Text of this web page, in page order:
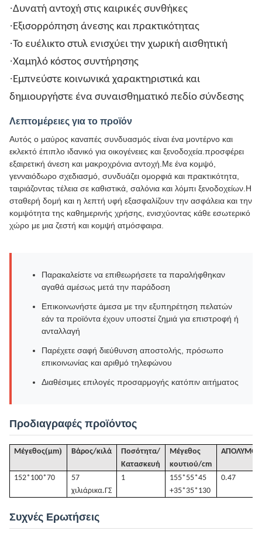
·Δυνατή αντοχή στις καιρικές συνθήκες
·Εξισορρόπηση άνεσης και πρακτικότητας
·Το ευέλικτο στυλ ενισχύει την χωρική αισθητική
·Χαμηλό κόστος συντήρησης
·Εμπνεύστε κοινωνικά χαρακτηριστικά και
δημιουργήστε ένα συναισθηματικό πεδίο σύνδεσης
Λεπτομέρειες για το προϊόν
Αυτός ο μαύρος καναπές συνδυασμός είναι ένα μοντέρνο και
εκλεκτό έπιπλο ιδανικό για οικογένειες και ξενοδοχεία.προσφέρει
εξαιρετική άνεση και μακροχρόνια αντοχή.Με ένα κομψό,
γενναιόδωρο σχεδιασμό, συνδυάζει ομορφιά και πρακτικότητα,
ταιριάζοντας τέλεια σε καθιστικά, σαλόνια και λόμπι ξενοδοχείων.Η
σταθερή δομή και η λεπτή υφή εξασφαλίζουν την ασφάλεια και την
κομψότητα της καθημερινής χρήσης, ενισχύοντας κάθε εσωτερικό
χώρο με μια ζεστή και κομψή ατμόσφαιρα.
Παρακαλείστε να επιθεωρήσετε τα παραλήφθηκαν
αγαθά αμέσως μετά την παράδοση
Επικοινωνήστε άμεσα με την εξυπηρέτηση πελατών
εάν τα προϊόντα έχουν υποστεί ζημιά για επιστροφή ή
ανταλλαγή
Παρέχετε σαφή διεύθυνση αποστολής, πρόσωπο
επικοινωνίας και αριθμό τηλεφώνου
Διαθέσιμες επιλογές προσαρμογής κατόπιν αιτήματος
Προδιαγραφές προϊόντος
Μέγεθος(μm) Βάρος/κιλά
Ποσότητα/
Κατασκευή
Μέγεθος
κουτιού/cm
ΑΠΟΛΥΜΟΣ
152*100*70
57
χιλιάρικα.ΓΣ
1
155*55*45
+35*35*130
0.47
Συχνές Ερωτήσεις